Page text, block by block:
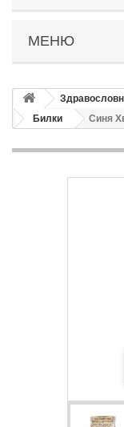
МЕНЮ
Билки
Синя